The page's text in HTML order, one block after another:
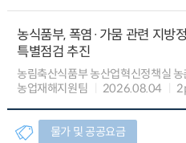
농식품부, 폭염·가뭄 관련 지방
특별점검 추진
농림축산식품부 농산업혁신정책실
농업재해지원팀
2026.08.04
물가 및 공공요금